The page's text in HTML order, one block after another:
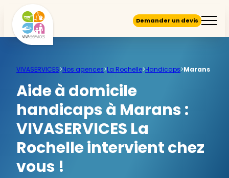
Demander un devis
VIVASERVICES>Nos agences>La Rochelle>Handicaps>Marans
Aide à domicile
handicaps à Marans :
VIVASERVICES La
Rochelle intervient chez
vous !